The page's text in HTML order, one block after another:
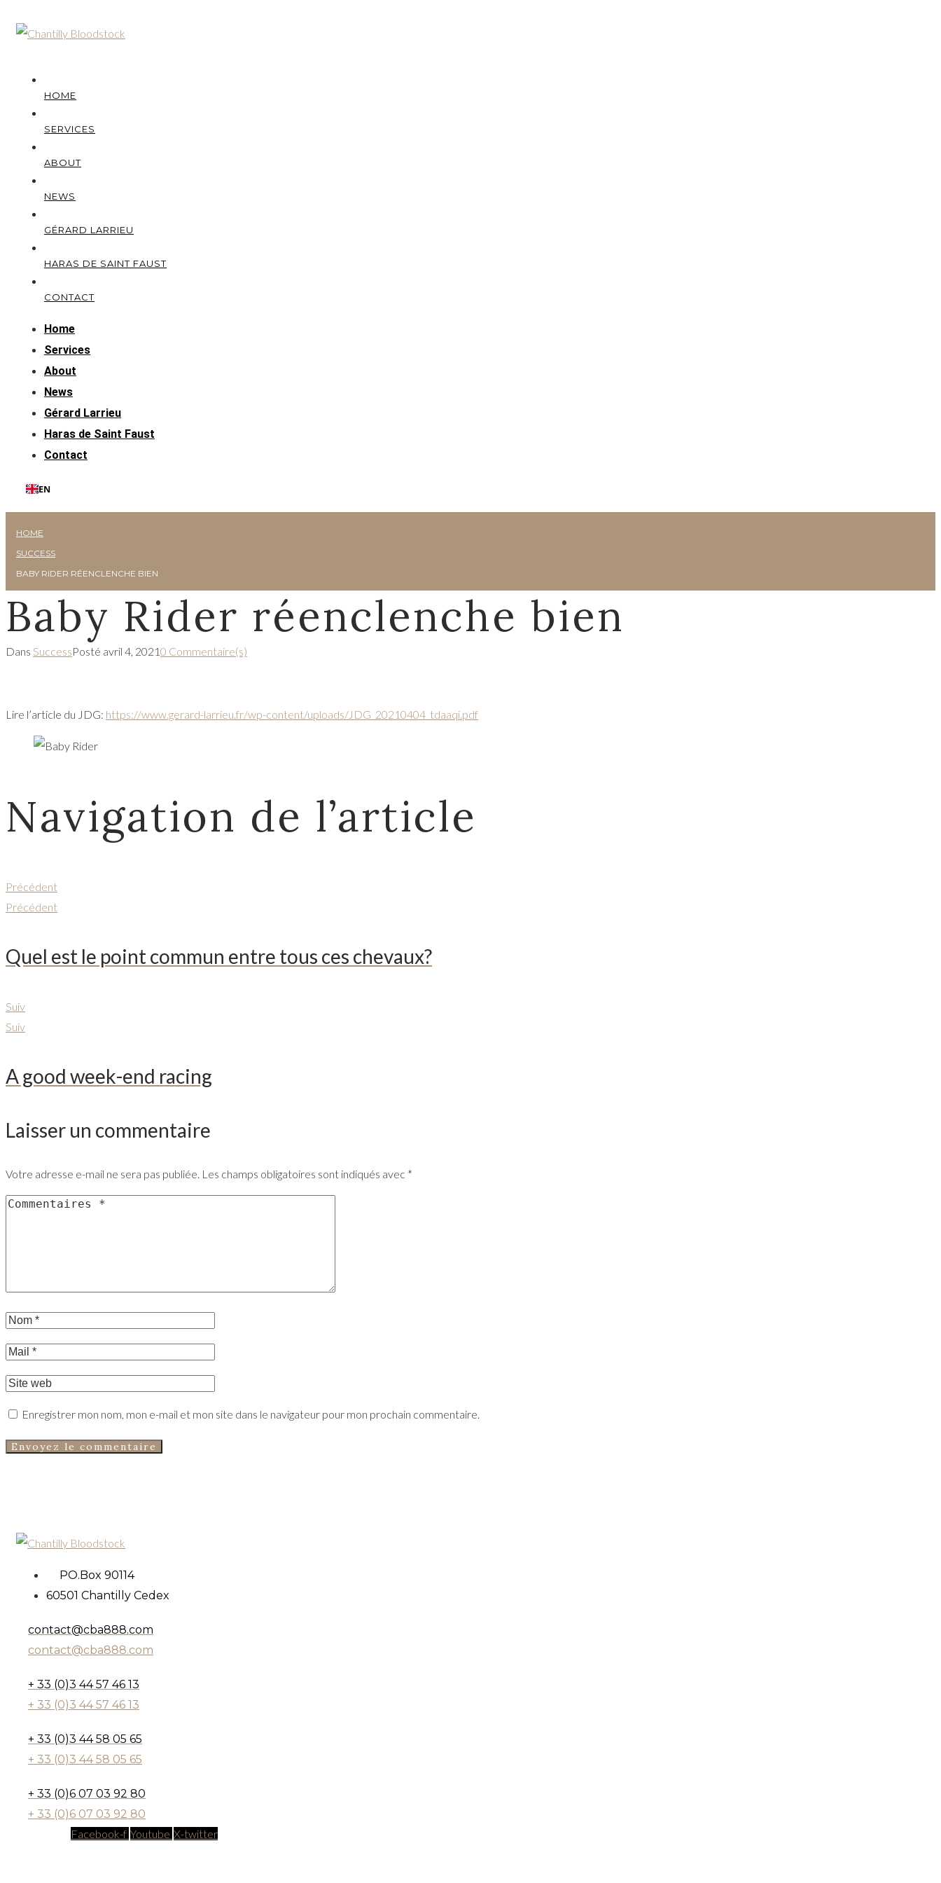
HOME
SERVICES
ABOUT
NEWS
GÉRARD LARRIEU
HARAS DE SAINT FAUST
CONTACT
Home
Services
About
News
Gérard Larrieu
Haras de Saint Faust
Contact
EN
HOME
SUCCESS
BABY RIDER RÉENCLENCHE BIEN
Baby Rider réenclenche bien
Dans SuccessPosté avril 4, 20210 Commentaire(s)
Lire l’article du JDG: https://www.gerard-larrieu.fr/wp-content/uploads/JDG_20210404_tdaaqi.pdf
Navigation de l’article
Précédent
Précédent
Quel est le point commun entre tous ces chevaux?
Suiv
Suiv
A good week-end racing
Laisser un commentaire
Votre adresse e-mail ne sera pas publiée. Les champs obligatoires sont indiqués avec *
Enregistrer mon nom, mon e-mail et mon site dans le navigateur pour mon prochain commentaire.
PO.Box 90114
60501 Chantilly Cedex
contact@cba888.com
contact@cba888.com
+ 33 (0)3 44 57 46 13
+ 33 (0)3 44 57 46 13
+ 33 (0)3 44 58 05 65
+ 33 (0)3 44 58 05 65
+ 33 (0)6 07 03 92 80
+ 33 (0)6 07 03 92 80
Facebook-f Youtube X-twitter